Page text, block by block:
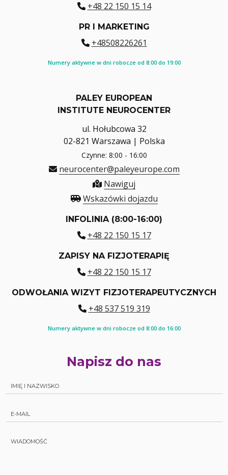
+48 22 150 15 14
PR I MARKETING
+48508226261
Numery aktywne w dni robocze od 8:00 do 19:00
PALEY EUROPEAN
INSTITUTE NEUROCENTER
ul. Hołubcowa 32
02-821 Warszawa | Polska
Czynne: 8:00 - 16:00
neurocenter@paleyeurope.com
Nawiguj
Wskazówki dojazdu
INFOLINIA (8:00-16:00)
+48 22 150 15 17
ZAPISY NA FIZJOTERAPIĘ
+48 22 150 15 17
ODWOŁANIA WIZYT FIZJOTERAPEUTYCZNYCH
+48 537 519 319
Numery aktywne w dni robocze od 8:00 do 16:00
Napisz do nas